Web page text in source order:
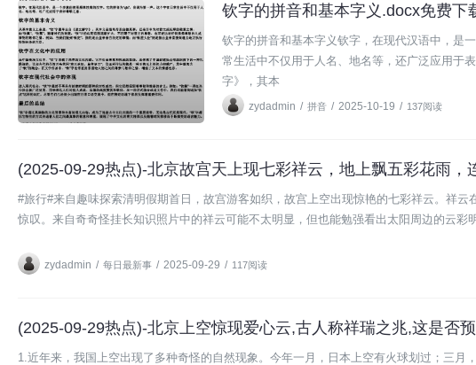
拼音
钦字的拼音和基本字义.docx免费下
钦字的拼音和基本字义钦字，在现代汉语中，是
常生活中不仅用于人名、地名等，还广泛应用于
字》，其本
zydadmin / 拼音 / 2025-10-19 / 137阅读
(2025-09-29热点)-北京故宫天上现七彩祥云，地上飘五彩花雨，
#旅行#来自趣味探索清明假期首日，故宫游客如织，故宫上空出现惊艳的七彩祥云。祥
惊叹。来自奇奇怪挂长知识照片中的祥云可能不太明显，但也能勉强看出太阳周边的云彩
zydadmin / 每日最新事 / 2025-09-29 / 117阅读
(2025-09-29热点)-北京上空惊现爱心云,古人称祥瑞之兆,这是否
1.近年来，我国上空出现了多种奇怪的自然现象。今年一月，日本上空有火球划过；三